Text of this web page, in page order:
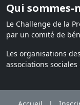
Qui sommes-
Le Challenge de la
par un comité de
Les organisations
associations